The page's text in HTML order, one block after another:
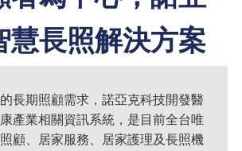
慧長照解決方案
長期照顧需求，諾亞克科技開發醫
產業相關資訊系統，是目前全台唯
顧、居家服務、居家護理及長照機